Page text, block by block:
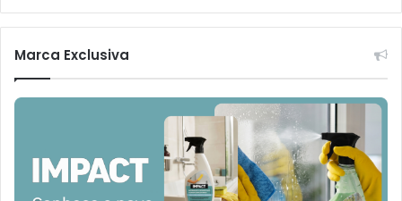
Marca Exclusiva